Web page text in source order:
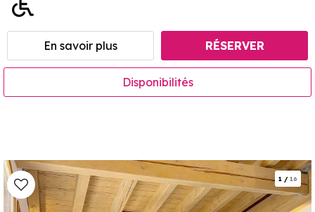
En savoir plus RÉSERVER
Disponibilités
1 / 16